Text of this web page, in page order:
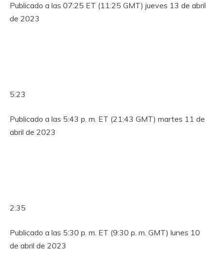
Publicado a las 07:25 ET (11:25 GMT) jueves 13 de abril
de 2023
5:23
Publicado a las 5:43 p. m. ET (21:43 GMT) martes 11 de
abril de 2023
2:35
Publicado a las 5:30 p. m. ET (9:30 p. m. GMT) lunes 10
de abril de 2023